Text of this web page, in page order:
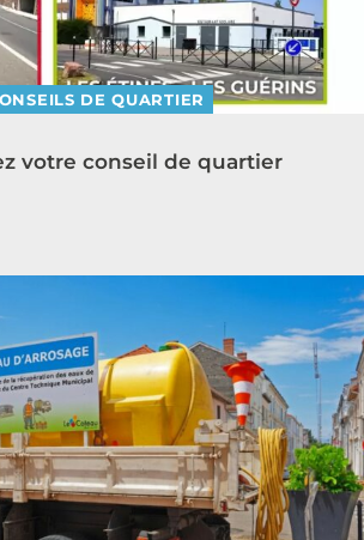
DE QUARTIER
votre conseil de quartier